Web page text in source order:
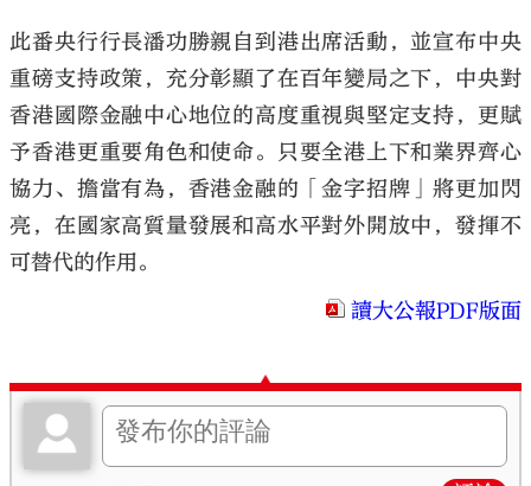
此番央行行長潘功勝親自到港出席活動，並宣布中央
重磅支持政策，充分彰顯了在百年變局之下，中央對
香港國際金融中心地位的高度重視與堅定支持，更賦
予香港更重要角色和使命。只要全港上下和業界齊心
協力、擔當有為，香港金融的「金字招牌」將更加閃
亮，在國家高質量發展和高水平對外開放中，發揮不
可替代的作用。
讀大公報PDF版面